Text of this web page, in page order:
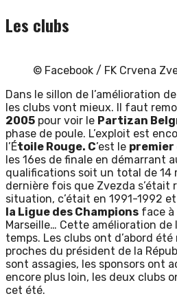
Les clubs
© Facebook / FK Crvena
Dans le sillon de l’amélioration
les clubs vont mieux. Il faut
2005 pour voir le Partizan
phase de poule. L’exploit est
l’Étoile Rouge. C’est le premier
les 16es de finale en démarrant
qualifications soit un total de 14
dernière fois que Zvezda
situation, c’était en 1991-1992
la Ligue des Champions face à
Marseille… Cette amélioration
temps. Les clubs ont d’abord
proches du président de la
sont assagies, les sponsors ont
encore plus loin, les deux clubs
cet été.